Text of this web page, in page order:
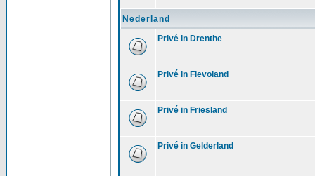
Nederland
Privé in Drenthe
Privé in Flevoland
Privé in Friesland
Privé in Gelderland